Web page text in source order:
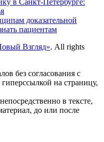
в Санкт-Петербурге:
доказательной
пациентам
Взгляд». All rights
без согласования с
на страницу,
в тексте,
до или после